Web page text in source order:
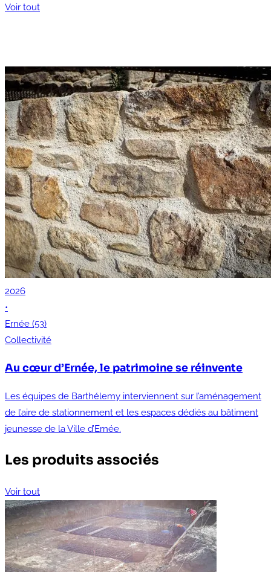
Voir tout
2026
•
Ernée (53)
Collectivité
Au cœur d’Ernée, le patrimoine se réinvente
Les équipes de Barthélemy interviennent sur l’aménagement
de l’aire de stationnement et les espaces dédiés au bâtiment
jeunesse de la Ville d’Ernée.
Les produits associés
Voir tout